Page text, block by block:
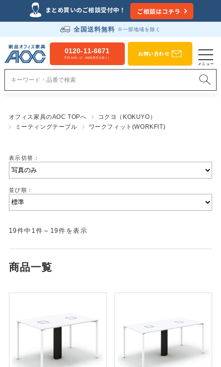
まとめ買いのご相談受付中！ ご相談はコチラ
全国送料無料 ※一部地域を除く
0120-11-6671
平日 9:00～17：00(祝祭日を除く）
お問い合わせ
オフィス家具のAOC TOPへ
コクヨ（KOKUYO）
ミーティングテーブル
ワークフィット(WORKFIT)
表示切替：
並び順：
19件中1件～19件を表示
商品一覧